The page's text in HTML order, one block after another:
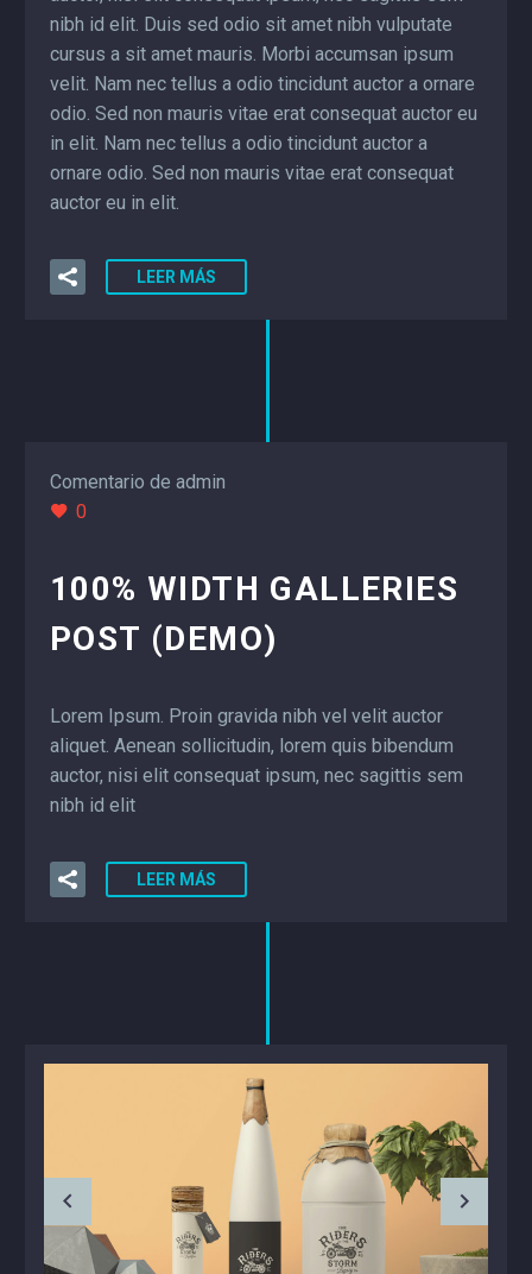
nibh id elit. Duis sed odio sit amet nibh vulputate
cursus a sit amet mauris. Morbi accumsan ipsum
velit. Nam nec tellus a odio tincidunt auctor a ornare
odio. Sed non mauris vitae erat consequat auctor eu
in elit. Nam nec tellus a odio tincidunt auctor a
ornare odio. Sed non mauris vitae erat consequat
auctor eu in elit.
LEER MÁS
Comentario de admin
0
100% WIDTH GALLERIES
POST (DEMO)
Lorem Ipsum. Proin gravida nibh vel velit auctor
aliquet. Aenean sollicitudin, lorem quis bibendum
auctor, nisi elit consequat ipsum, nec sagittis sem
nibh id elit
LEER MÁS